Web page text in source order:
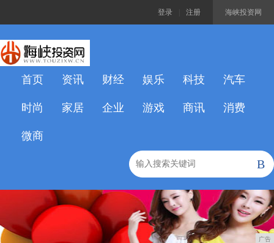
海峡投资网
登录 注册
首页 资讯 财经 娱乐 科技 汽车
时尚 家居 企业 游戏 商讯 消费
微商
B
广告